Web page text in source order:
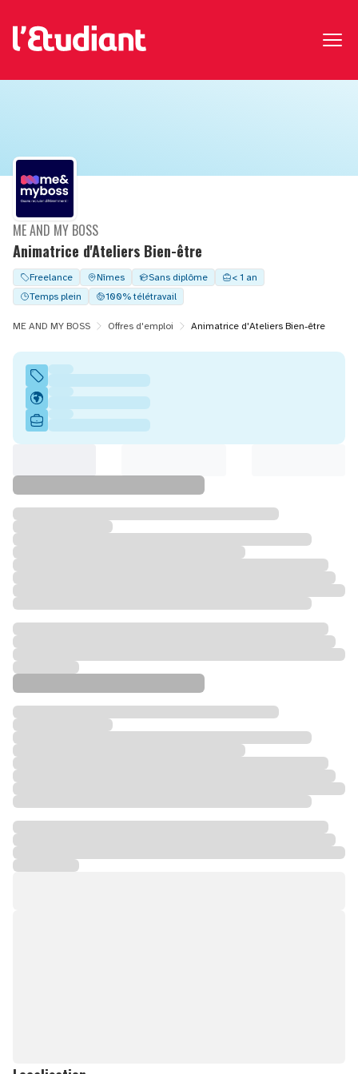
Animatrice d'Ateliers Bien-être
ME AND MY BOSS
Freelance Nîmes Sans diplôme
< 1 an
Temps plein
100% télétravail
ME AND MY BOSS Offres d'emploi Animatrice d'Ateliers Bien-être